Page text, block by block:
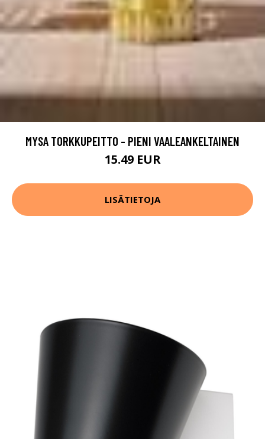
MYSA TORKKUPEITTO - PIENI VAALEANKELTAINEN
15.49 EUR
LISÄTIETOJA